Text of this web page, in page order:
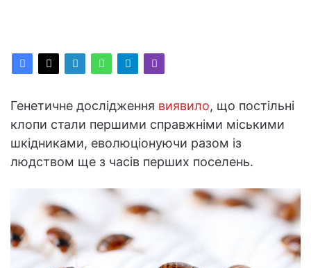
Генетичне дослідження виявило, що постільні
клопи стали першими справжніми міськими
шкідниками, еволюціонуючи разом із
людством ще з часів перших поселень.